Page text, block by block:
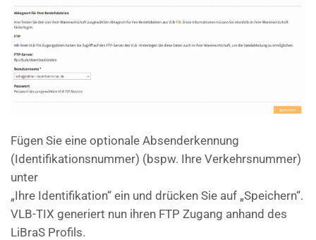
Fügen Sie eine optionale Absenderkennung
(Identifikationsnummer) (bspw. Ihre Verkehrsnummer)
unter
„Ihre Identifikation“ ein und drücken Sie auf „Speichern“.
VLB-TIX generiert nun ihren FTP Zugang anhand des
LiBraS Profils.